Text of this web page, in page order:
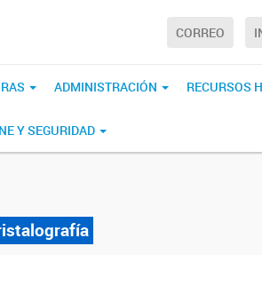
CORREO
ADMINISTRACIÓN RECURSOS
Y SEGURIDAD